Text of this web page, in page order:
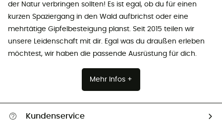
der Natur verbringen sollten! Es ist egal, ob du für einen
kurzen Spaziergang in den Wald aufbrichst oder eine
mehrtätige Gipfelbesteigung planst. Seit 2015 teilen wir
unsere Leidenschaft mit dir. Egal was du draußen erleben
möchtest, wir haben die passende Ausrüstung für dich.
Mehr Infos +
Kundenservice